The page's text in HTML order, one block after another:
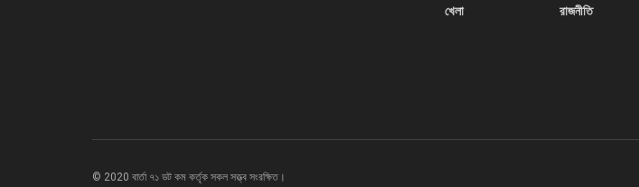
খেলা
রাজনীতি
© 2020 বার্তা ৭১ ডট কম কর্তৃক সকল সত্ত্ব সংরক্ষিত।